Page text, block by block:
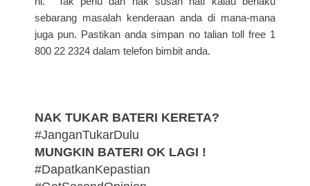
sebarang masalah kenderaan anda di mana-mana
juga pun. Pastikan anda simpan no talian toll free 1
800 22 2324 dalam telefon bimbit anda.
NAK TUKAR BATERI KERETA?
#JanganTukarDulu
MUNGKIN BATERI OK LAGI !
#DapatkanKepastian